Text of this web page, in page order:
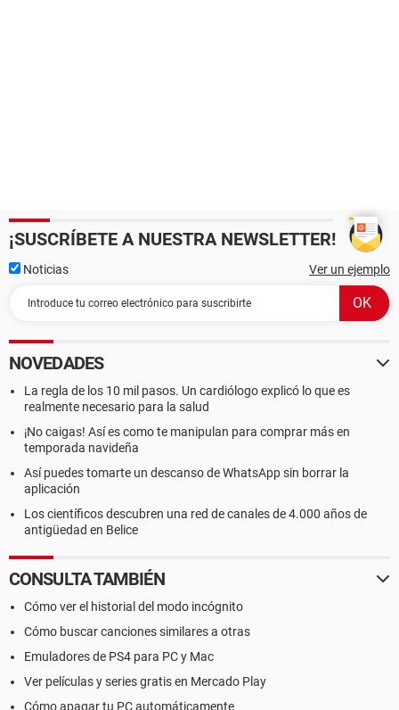
¡SUSCRÍBETE A NUESTRA NEWSLETTER!
Noticias Ver un ejemplo
NOVEDADES
La regla de los 10 mil pasos. Un cardiólogo explicó lo que es
realmente necesario para la salud
¡No caigas! Así es como te manipulan para comprar más en
temporada navideña
Así puedes tomarte un descanso de WhatsApp sin borrar la
aplicación
Los científicos descubren una red de canales de 4.000 años de
antigüedad en Belice
CONSULTA TAMBIÉN
Cómo ver el historial del modo incógnito
Cómo buscar canciones similares a otras
Emuladores de PS4 para PC y Mac
Ver películas y series gratis en Mercado Play
Cómo apagar tu PC automáticamente